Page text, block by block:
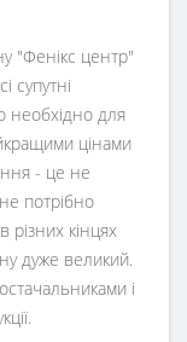
"Фенікс центр"
супутні
необхідно для
цінами
- це не
потрібно
різних кінцях
дуже великий.
і